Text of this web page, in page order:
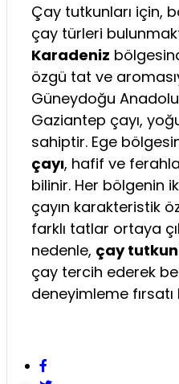
Çay tutkunları için,
çay türleri
Karadeniz
özgü tat ve
Güneydoğu
Gaziantep çayı,
sahiptir. Ege
çayı, hafif ve
bilinir. Her bölgenin
çayın karakteristik
farklı tatlar ortaya
nedenle, çay
çay tercih ederek
deneyimleme